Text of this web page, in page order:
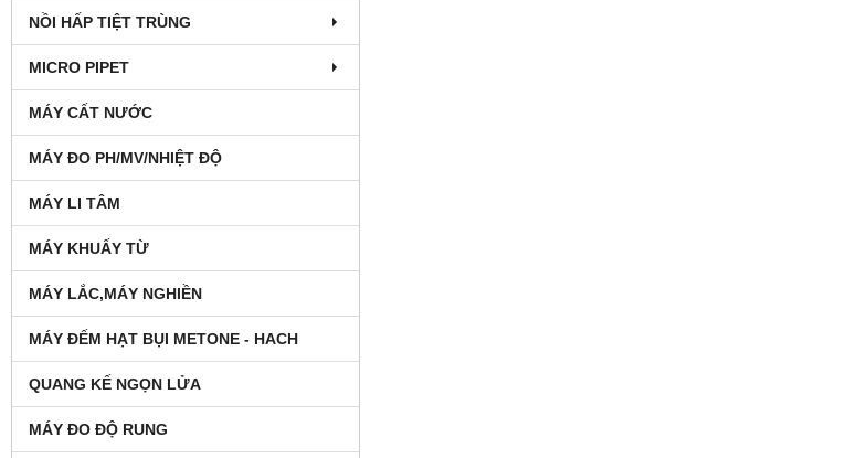
NỒI HẤP TIỆT TRÙNG
MICRO PIPET
MÁY CẤT NƯỚC
MÁY ĐO PH/MV/NHIỆT ĐỘ
MÁY LI TÂM
MÁY KHUẤY TỪ
MÁY LẮC,MÁY NGHIỀN
MÁY ĐẾM HẠT BỤI METONE - HACH
QUANG KẾ NGỌN LỬA
MÁY ĐO ĐỘ RUNG